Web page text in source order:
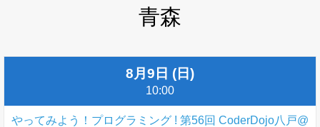
青森
8月9日 (日)
10:00
やってみよう！プログラミング ! 第56回 CoderDojo八戸@